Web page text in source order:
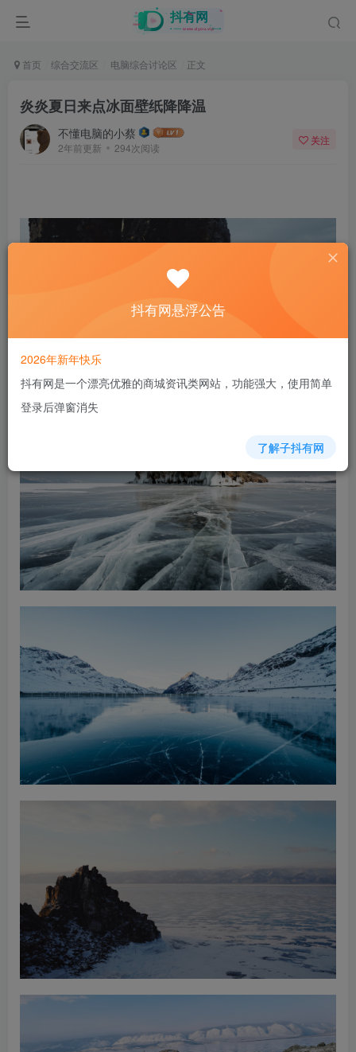
首页 综合交流区 电脑综合讨论区 正文
炎炎夏日来点冰面壁纸降降温
不懂电脑的小蔡
2年前更新 294次阅读
关注
抖有网悬浮公告
2026年新年快乐
抖有网是一个漂亮优雅的商城资讯类网站，功能强大，使用简单
登录后弹窗消失
了解子抖有网